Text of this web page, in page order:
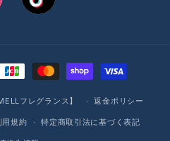
フレグランス】 返金ポリシー
用規約 特定商取引法に基づく表記